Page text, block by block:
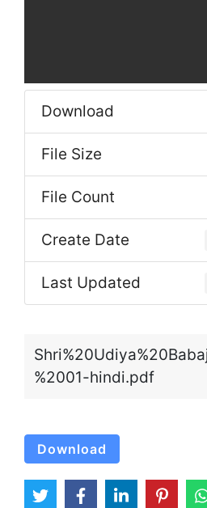
Download
File Size
File Count
Create Date
Last Updated
%2001-hindi.pdf
Download